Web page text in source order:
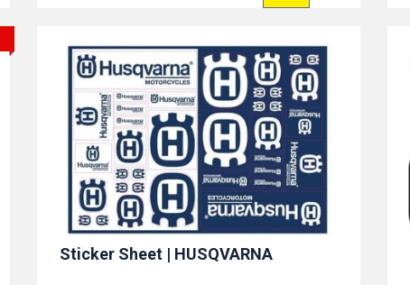
Sticker Sheet | HUSQVARNA